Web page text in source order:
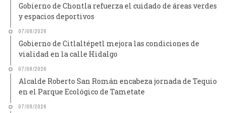
Gobierno de Chontla refuerza el cuidado de áreas verdes
y espacios deportivos
07/08/2026
Gobierno de Citlaltépetl mejora las condiciones de
vialidad en la calle Hidalgo
07/08/2026
Alcalde Roberto San Román encabeza jornada de Tequio
en el Parque Ecológico de Tametate
07/08/2026